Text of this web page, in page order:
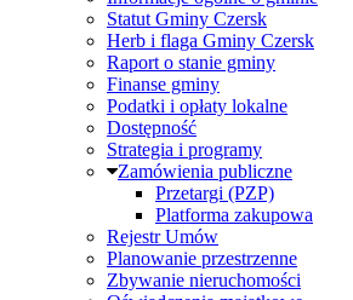
Statut Gminy Czersk
Herb i flaga Gminy Czersk
Raport o stanie gminy
Finanse gminy
Podatki i opłaty lokalne
Dostępność
Strategia i programy
Zamówienia publiczne
Przetargi (PZP)
Platforma zakupowa
Rejestr Umów
Planowanie przestrzenne
Zbywanie nieruchomości